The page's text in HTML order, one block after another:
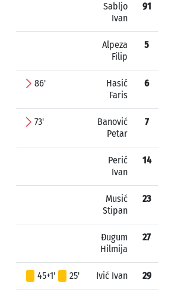
Sabljo
Ivan
91
Alpeza
Filip
5
86'
Hasić
Faris
6
73'
Banović
Petar
7
Perić
Ivan
14
Musić
Stipan
23
Đugum
Hilmija
27
45+1' 25' Ivić Ivan 29